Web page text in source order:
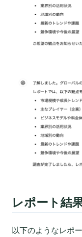
レポート結
以下のようなレポ